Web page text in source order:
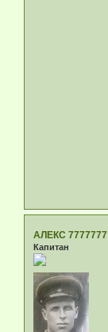
АЛЕКС 7777777
Капитан